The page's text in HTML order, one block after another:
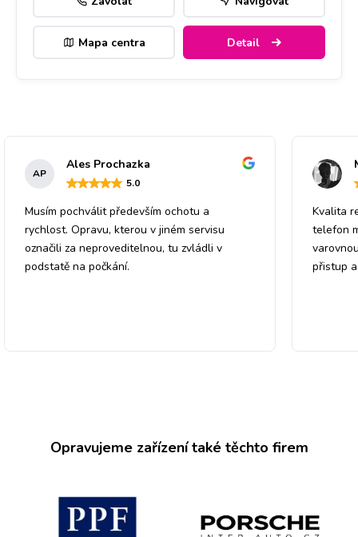
Mapa centra Detail
AP
Ales Prochazka
5.0
Musím pochválit především ochotu a
rychlost. Opravu, kterou v jiném servisu
označili za neproveditelnou, tu zvládli v
podstatě na počkání.
Kvalita
telefon
přistup
Opravujeme zařízení také těchto firem